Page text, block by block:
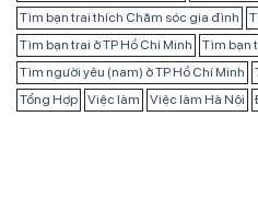
Tìm bạn trai thích Chăm sóc gia đình
Tìm bạn trai ở TP Hồ Chí Minh
Tìm bạn
Tìm người yêu (nam) ở TP Hồ Chí Minh
Tổng Hợp
Việc làm Việc làm Hà Nội